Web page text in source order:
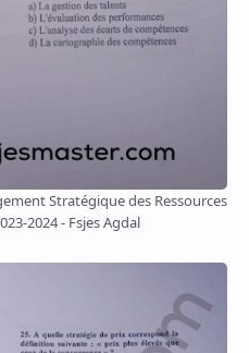
Stratégique des Ressources
2024 - Fsjes Agdal